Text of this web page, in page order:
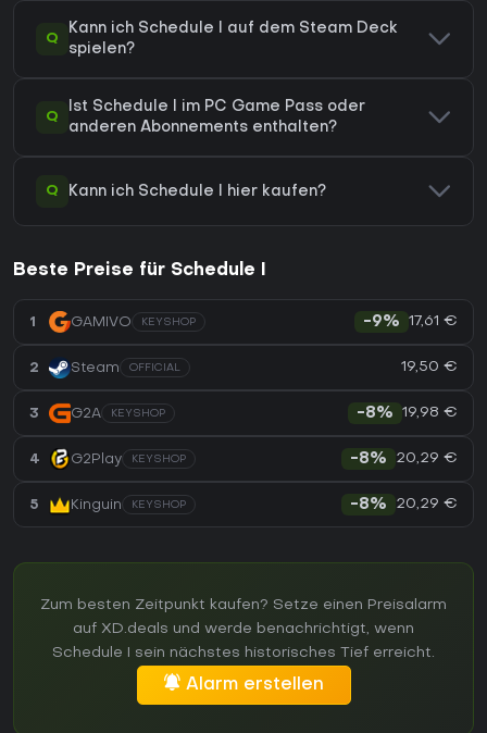
Q
Kann ich Schedule I auf dem Steam Deck
spielen?
Q
Ist Schedule I im PC Game Pass oder
anderen Abonnements enthalten?
Q Kann ich Schedule I hier kaufen?
Beste Preise für Schedule I
1 GAMIVO KEYSHOP -9% 17,61 €
2 Steam OFFICIAL 19,50 €
3 G2A KEYSHOP -8% 19,98 €
4 G2Play KEYSHOP -8% 20,29 €
5 Kinguin KEYSHOP -8% 20,29 €
Zum besten Zeitpunkt kaufen? Setze einen Preisalarm
auf XD.deals und werde benachrichtigt, wenn
Schedule I sein nächstes historisches Tief erreicht.
Alarm erstellen